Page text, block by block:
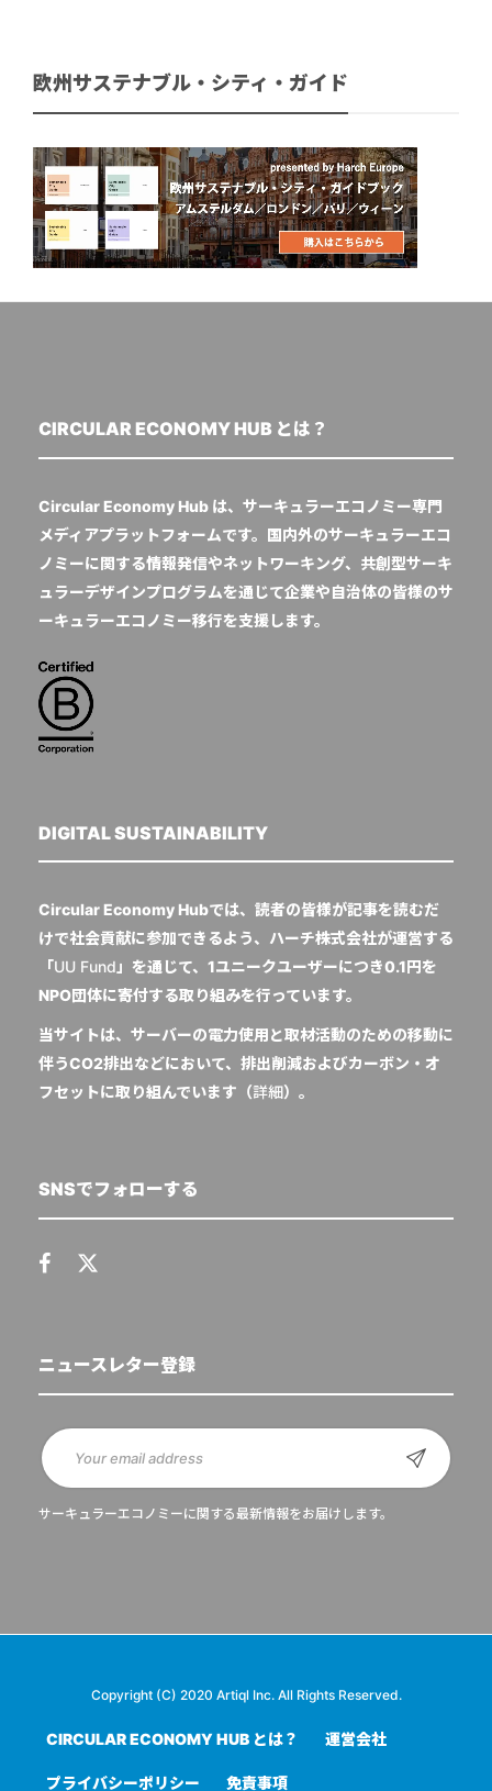
欧州サステナブル・シティ・ガイド
CIRCULAR ECONOMY HUB とは？
Circular Economy Hub は、サーキュラーエコノミー専門
メディアプラットフォームです。国内外のサーキュラーエコ
ノミーに関する情報発信やネットワーキング、共創型サーキ
ュラーデザインプログラムを通じて企業や自治体の皆様のサ
ーキュラーエコノミー移行を支援します。
DIGITAL SUSTAINABILITY
Circular Economy Hubでは、読者の皆様が記事を読むだ
けで社会貢献に参加できるよう、ハーチ株式会社が運営する
「UU Fund 」を通じて、1ユニークユーザーにつき0.1円を
NPO団体に寄付する取り組みを行っています。
当サイトは、サーバーの電力使用と取材活動のための移動に
伴うCO2排出などにおいて、排出削減およびカーボン・オ
フセットに取り組んでいます（詳細）。
SNSでフォローする
ニュースレター登録
サーキュラーエコノミーに関する最新情報をお届けします。
Copyright (C) 2020 Artiql Inc. All Rights Reserved.
CIRCULAR ECONOMY HUB とは？ 運営会社
プライバシーポリシー 免責事項